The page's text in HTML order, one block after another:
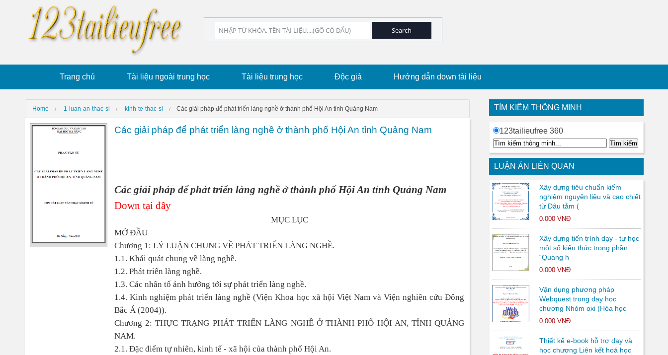
Trang chủ Tài liệu ngoài trung học Tài liệu trung học Độc giả Hướng dẫn down tài liệu
Home 1-luan-an-thac-si kinh-te-thac-si Các giải pháp để phát triển làng nghề ở thành phố Hội An tỉnh Quảng Nam
Các giải pháp để phát triển làng nghề ở thành phố Hội An tỉnh Quảng Nam
Các giải pháp để phát triển làng nghề ở thành phố Hội An tỉnh Quảng Nam
Down tại đây
MỤC LỤC
MỞ ĐẦU
Chương 1: LÝ LUẬN CHUNG VỀ PHÁT TRIỂN LÀNG NGHỀ.
1.1. Khái quát chung về làng nghề.
1.2. Phát triển làng nghề.
1.3. Các nhân tố ảnh hưởng tới sự phát triển làng nghề.
1.4. Kinh nghiệm phát triển làng nghề (Viện Khoa học xã hội Việt Nam và Viện nghiên cứu Đông
Bắc Á (2004)).
Chương 2: THỰC TRẠNG PHÁT TRIỂN LÀNG NGHỀ Ở THÀNH PHỐ HỘI AN, TỈNH QUẢNG
NAM.
2.1. Đặc điểm tự nhiên, kinh tế - xã hội của thành phố Hội An.
TÌM KIẾM THÔNG MINH
123tailieufree 360
LUẬN ÁN LIÊN QUAN
Xây dựng tiêu chuẩn kiểm
nghiệm nguyên liệu và cao chiết
từ Dâu tằm (
0.000 VNĐ
Xây dựng tiến trình dạy - tự học
một số kiến thức trong phần
“Quang h
0.000 VNĐ
Vận dụng phương pháp
Webquest trong dạy học
chương Nhóm oxi (Hóa học
0.000 VNĐ
Thiết kế e-book hỗ trợ dạy và
học chương Liên kết hoá học